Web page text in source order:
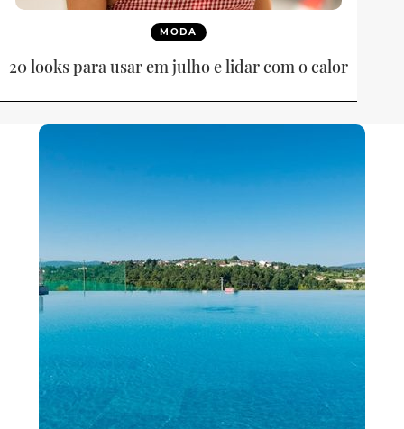
MODA
20 looks para usar em julho e lidar com o calor